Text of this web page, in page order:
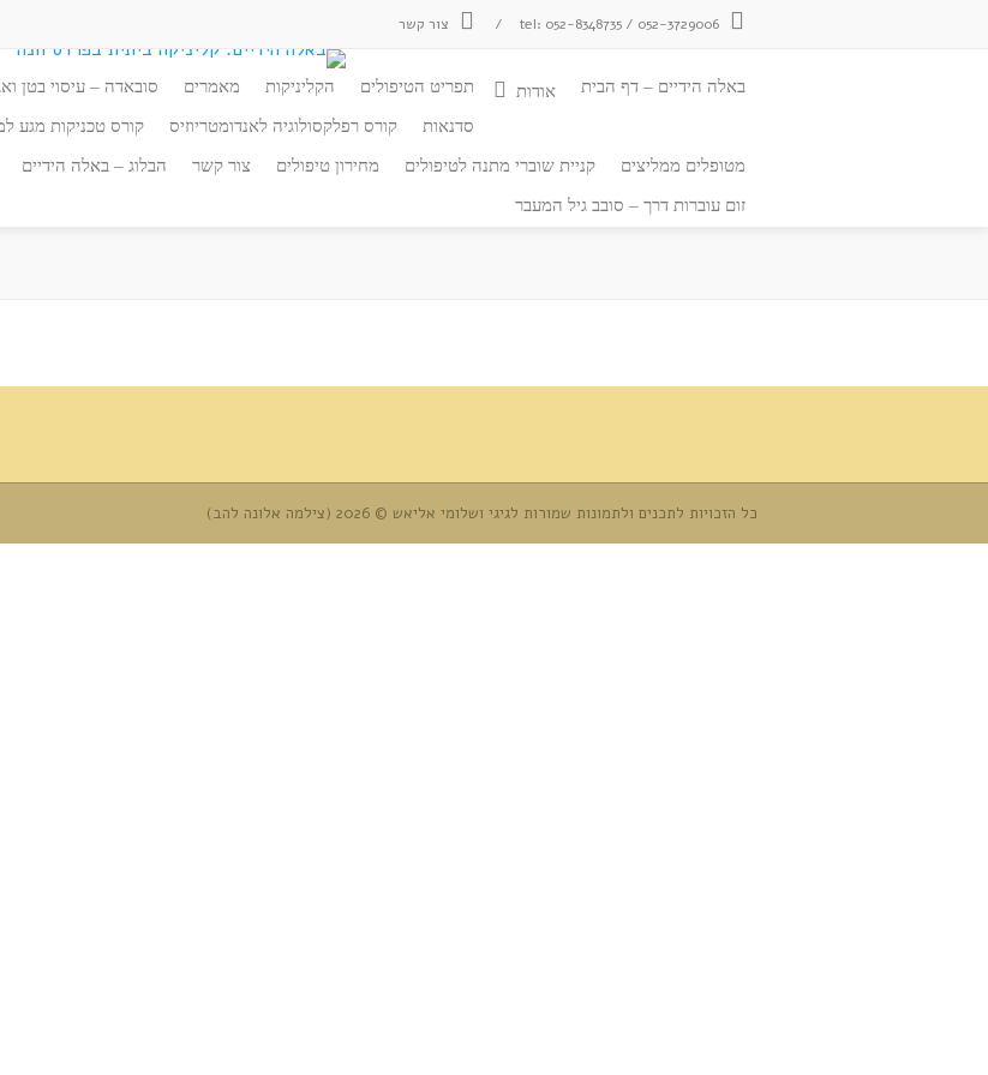
/ צור קשר
באלה הידיים – דף הבית אודות תפריט הטיפולים הקליניקות מאמרים סובאדה – עיסוי בטן
סדנאות קורס רפלקסולוגיה לאנדומטריוזיס קורס טכניקות מגע
מטופלים ממליצים קניית שוברי מתנה לטיפולים מחירון טיפולים צור קשר הבלוג – באלה הידיים
זום עוברות דרך – סובב גיל המעבר
כל הזכויות לתכנים ולתמונות שמורות לגיגי ושלומי אליאש © 2026 (צילמה אלונה להב)